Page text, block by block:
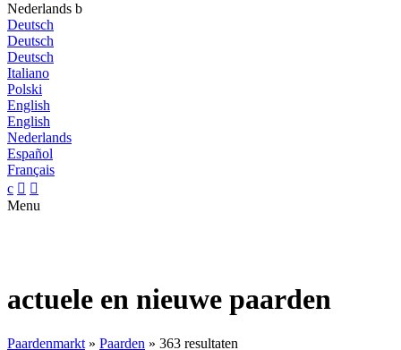
Nederlands b
Deutsch
Deutsch
Deutsch
Italiano
Polski
English
English
Nederlands
Español
Français
c  
Menu
actuele en nieuwe paarden
Paardenmarkt » Paarden » 363 resultaten